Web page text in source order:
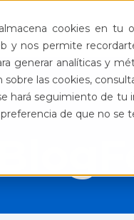
cookies en tu
y nos permite
generar analíticas y
las cookies,
hará seguimiento de
de que no se